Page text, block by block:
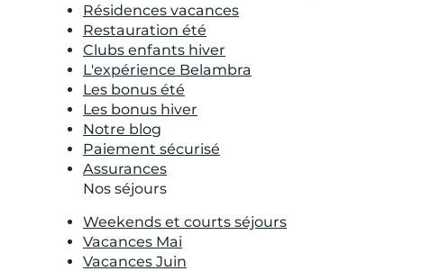
Résidences vacances
Restauration été
Clubs enfants hiver
L'expérience Belambra
Les bonus été
Les bonus hiver
Notre blog
Paiement sécurisé
Assurances
Nos séjours
Weekends et courts séjours
Vacances Mai
Vacances Juin